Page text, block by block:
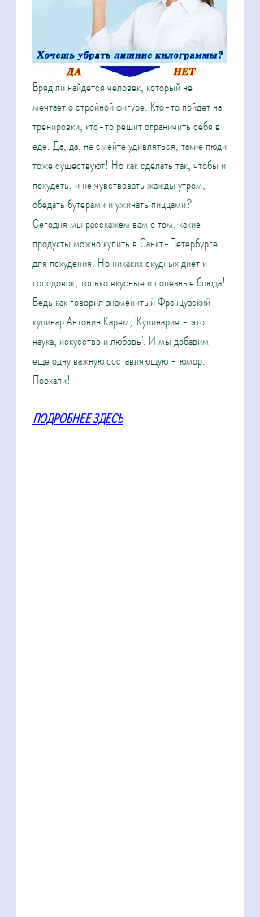
Вряд ли найдется человек, который не
мечтает о стройной фигуре. Кто-то пойдет на
тренировки, кто-то решит ограничить себя в
еде. Да, да, не смейте удивляться, такие люди
тоже существуют! Но как сделать так, чтобы и
похудеть, и не чувствовать жажды утром,
обедать бутерами и ужинать пиццами?
Сегодня мы расскажем вам о том, какие
продукты можно купить в Санкт-Петербурге
для похудения. Но никаких скудных диет и
голодовок, только вкусные и полезные блюда!
Ведь как говорил знаменитый Французский
кулинар Антонин Карем, 'Кулинария - это
наука, искусство и любовь'. И мы добавим
еще одну важную составляющую - юмор.
Поехали!
ПОДРОБНЕЕ ЗДЕСЬ